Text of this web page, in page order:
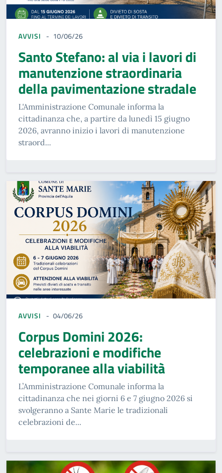
AVVISI 10/06/26
Santo Stefano: al via i lavori di
manutenzione straordinaria
della pavimentazione stradale
L'Amministrazione Comunale informa la
cittadinanza che, a partire da lunedì 15 giugno
2026, avranno inizio i lavori di manutenzione
straord...
AVVISI 04/06/26
Corpus Domini 2026:
celebrazioni e modifiche
temporanee alla viabilità
L’Amministrazione Comunale informa la
cittadinanza che nei giorni 6 e 7 giugno 2026 si
svolgeranno a Sante Marie le tradizionali
celebrazioni de...